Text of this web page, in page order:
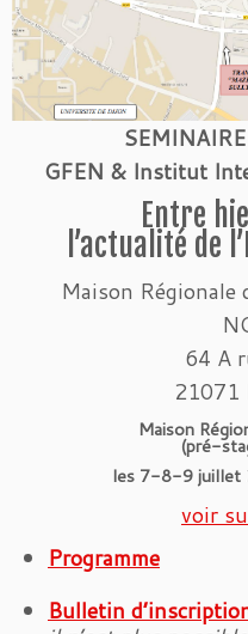
GFEN & Institut
Entre
l’actualité de
Maison Régionale
64 A
21071
Maison
(pré-
les 7-8-9 juillet
voir
Programme
Bulletin